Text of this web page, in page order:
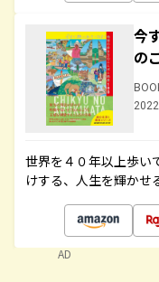
今
の
世界を４０年以上歩い
けする、人生を輝かせ
AD